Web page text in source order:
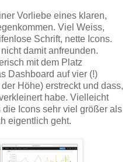
Vorliebe eines klaren,
Viel Weiss,
Schrift, nette Icons.
damit anfreunden.
mit dem Platz
Dashboard auf vier (!)
Höhe) erstreckt und dass,
habe. Vielleicht
die Icons sehr viel größer als
eigentlich geht.